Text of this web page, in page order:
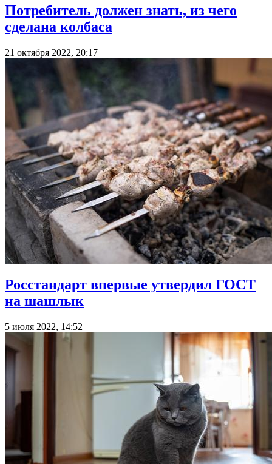
Потребитель должен знать, из чего
сделана колбаса
21 октября 2022, 20:17
Росстандарт впервые утвердил ГОСТ
на шашлык
5 июля 2022, 14:52